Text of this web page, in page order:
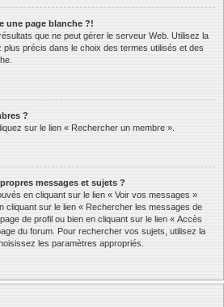
une page blanche ?!
que ne peut gérer le serveur Web. Utilisez la
précis dans le choix des termes utilisés et des
?
sur le lien « Rechercher un membre ».
messages et sujets ?
en cliquant sur le lien « Voir vos messages »
cliquant sur le lien « Rechercher les messages de
de profil ou bien en cliquant sur le lien « Accès
du forum. Pour rechercher vos sujets, utilisez la
les paramètres appropriés.